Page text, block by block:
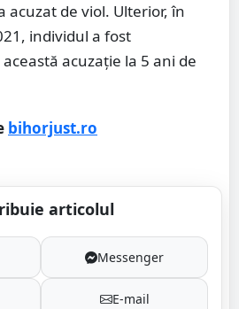
acuzat de viol. Ulterior, în
individul a fost
acuzație la 5 ani de
bihorjust.ro
articolul
Messenger
E-mail